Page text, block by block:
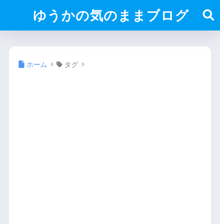
ゆうかの気のままブログ
ホーム タグ